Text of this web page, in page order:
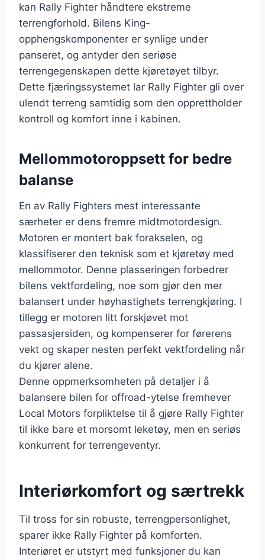
kan Rally Fighter håndtere ekstreme
terrengforhold. Bilens King-
opphengskomponenter er synlige under
panseret, og antyder den seriøse
terrengegenskapen dette kjøretøyet tilbyr.
Dette fjæringssystemet lar Rally Fighter gli over
ulendt terreng samtidig som den opprettholder
kontroll og komfort inne i kabinen.
Mellommotoroppsett for bedre
balanse
En av Rally Fighters mest interessante
særheter er dens fremre midtmotordesign.
Motoren er montert bak forakselen, og
klassifiserer den teknisk som et kjøretøy med
mellommotor. Denne plasseringen forbedrer
bilens vektfordeling, noe som gjør den mer
balansert under høyhastighets terrengkjøring. I
tillegg er motoren litt forskjøvet mot
passasjersiden, og kompenserer for førerens
vekt og skaper nesten perfekt vektfordeling når
du kjører alene.
Denne oppmerksomheten på detaljer i å
balansere bilen for offroad-ytelse fremhever
Local Motors forpliktelse til å gjøre Rally Fighter
til ikke bare et morsomt leketøy, men en seriøs
konkurrent for terrengeventyr.
Interiørkomfort og særtrekk
Til tross for sin robuste, terrengpersonlighet,
sparer ikke Rally Fighter på komforten.
Interiøret er utstyrt med funksjoner du kan